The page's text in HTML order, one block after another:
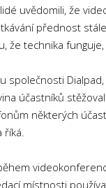
uvědomili, že
přednost
že technika funguje,
společnosti
účastníků
některých
říká.
místnosti